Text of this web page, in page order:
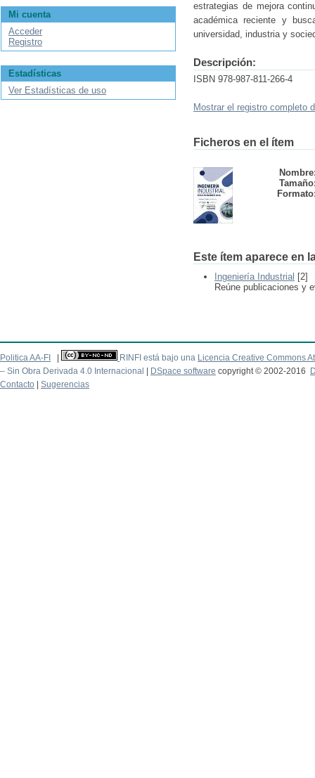
estrategias de mejora
académica reciente y
universidad, industria y
Descripción:
ISBN 978-987-811-266-4
Mostrar el registro completo
Ficheros en el ítem
Este ítem aparece en
Ingeniería Industrial [2]
Reúne publicaciones y
Mi cuenta
Acceder
Registro
Estadísticas
Ver Estadísticas de uso
Politica AA-FI RINFI está bajo una Licencia Creative Commons
– Sin Obra Derivada 4.0 Internacional
DSpace software copyright © 2002-2016
Contacto
Sugerencias